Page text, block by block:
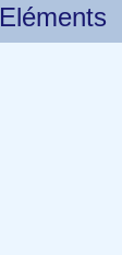
Eléments